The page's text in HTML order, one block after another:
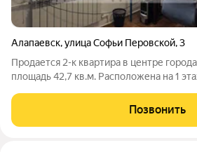
Алапаевск,улица Софьи Перовской,3
Продается 2-к квартира в центре
площадь 42,7 кв.м. Расположена на 1
санузел - 1 этаж - просторная входная
отделка: - заменена проводка
Позвонить